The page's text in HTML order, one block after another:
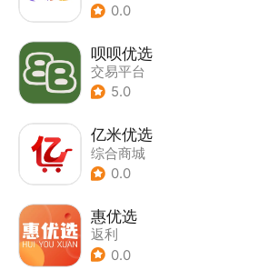
0.0
呗呗优选
交易平台
5.0
亿米优选
综合商城
0.0
惠优选
返利
0.0